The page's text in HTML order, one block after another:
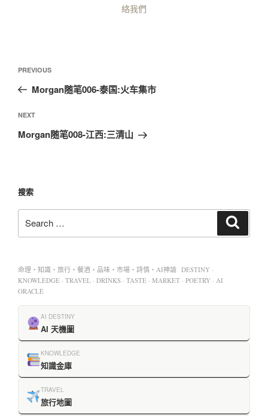
絡我們
PREVIOUS
Morgan随笔006-泰国:火车集市
NEXT
Morgan随笔008-江西:三清山
搜索
命理・知識・旅行・餐酒・品味・市場・詩情・AI神諭 DESTINY ·
KNOWLEDGE · TRAVEL · DRINKS · TASTE · MARKET · POETRY · AI
ORACLE
AI DESTINY
AI 天機圖
KNOWLEDGE
知識金庫
TRAVEL
旅行地圖